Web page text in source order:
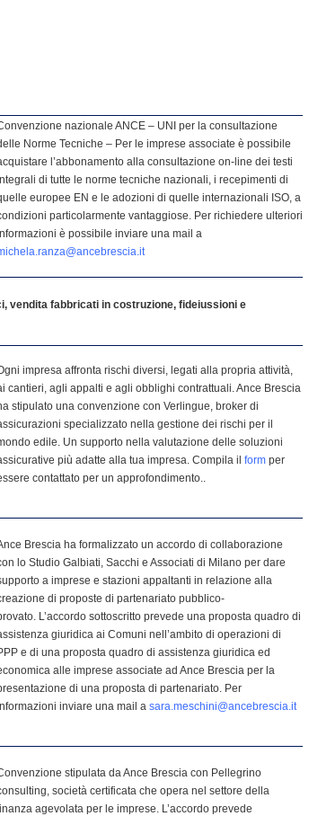
nazionale ANCE – UNI per la consultazione
Norme Tecniche – Per le imprese associate è possibile
l’abbonamento alla consultazione on-line dei testi
di tutte le norme tecniche nazionali, i recepimenti di
europee EN e le adozioni di quelle internazionali ISO, a
particolarmente vantaggiose. Per richiedere ulteriori
è possibile inviare una mail a
vendita fabbricati in costruzione, fideiussioni e
impresa affronta rischi diversi, legati alla propria attività,
cantieri, agli appalti e agli obblighi contrattuali. Ance Brescia
stipulato una convenzione con Verlingue, broker di
specializzato nella gestione dei rischi per il
edile. Un supporto nella valutazione delle soluzioni
più adatte alla tua impresa. Compila il form per
contattato per un approfondimento..
Brescia ha formalizzato un accordo di collaborazione
lo Studio Galbiati, Sacchi e Associati di Milano per dare
a imprese e stazioni appaltanti in relazione alla
di proposte di partenariato pubblico-
L’accordo sottoscritto prevede una proposta quadro di
giuridica ai Comuni nell’ambito di operazioni di
e di una proposta quadro di assistenza giuridica ed
alle imprese associate ad Ance Brescia per la
di una proposta di partenariato. Per
inviare una mail a sara.meschini@ancebrescia.it
stipulata da Ance Brescia con Pellegrino
società certificata che opera nel settore della
agevolata per le imprese. L’accordo prevede